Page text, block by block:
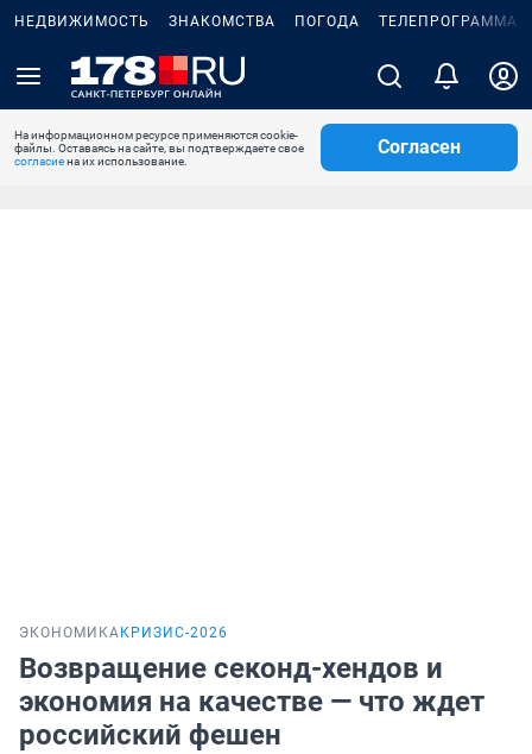
НЕДВИЖИМОСТЬ ЗНАКОМСТВА ПОГОДА ТЕЛЕПРОГРАММА
На информационном ресурсе применяются cookie-
файлы. Оставаясь на сайте, вы подтверждаете свое
согласиена их использование.
Согласен
ЭКОНОМИКА КРИЗИС-2026
Возвращение секонд-хендов и
экономия на качестве — что ждет
российский фешен